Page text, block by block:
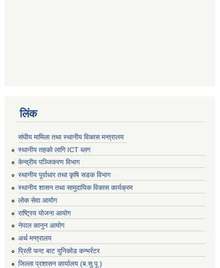
लिंक
संघीय मामिला तथा स्थानीय विकास मन्त्रालय
स्थानीय तहको लागि ICT ब्लग
केन्द्रीय पञ्जिकरण विभाग
स्थानीय पूर्वाधार तथा कृषि सडक विभाग
स्थानीय शासन तथा सामुदायिक विकास कार्यक्रम
लोक सेवा आयोग
राष्ट्रिय योजना आयोग
नेपाल कानुन आयोग
अर्थ मन्त्रालय
प्रिती फन्ट बाट युनिकोड कन्भर्रटर
जिल्ला प्रशासन कार्यालय (ब.सु.पू )